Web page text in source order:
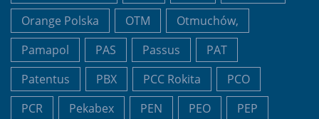
Orange Polska
OTM
Otmuchów,
Pamapol
PAS Passus
PAT
Patentus
PBX PCC Rokita
PCO
PCR
Pekabex PEN PEO
PEP